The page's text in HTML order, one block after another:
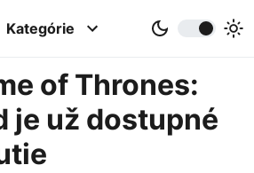
Kategórie
of Thrones:
je už dostupné